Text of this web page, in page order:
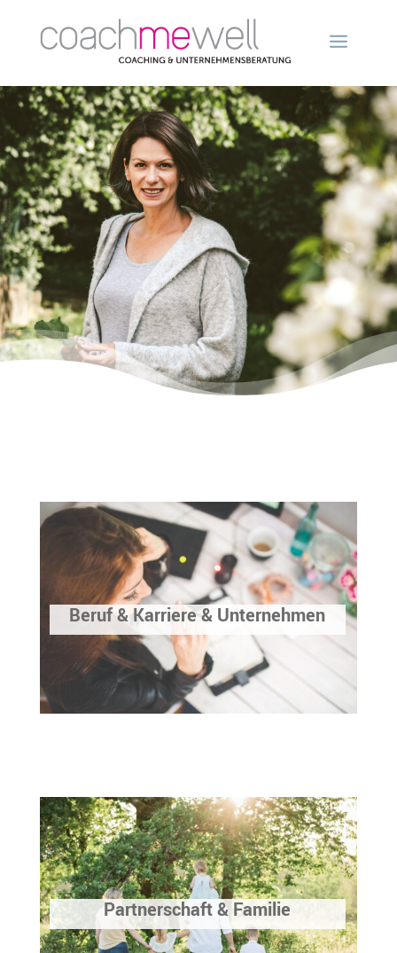
Beruf & Karriere & Unternehmen
Partnerschaft & Familie